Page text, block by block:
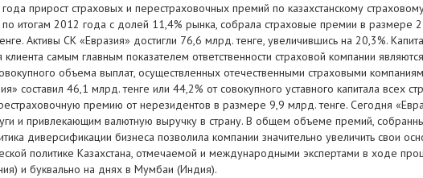
прирост страховых и перестраховочных премий по казахстанскому
итогам 2012 года с долей 11,4% рынка, собрала страховые премии в размере
Активы СК «Евразия» достигли 76,6 млрд. тенге, увеличившись на 20,3%.
самым главным показателем ответственности страховой компании
объема выплат, осуществленных отечественными страховыми
составил 46,1 млрд. тенге или 44,2% от совокупного уставного капитала всех
премию от нерезидентов в размере 9,9 млрд. тенге. Сегодня
и привлекающим валютную выручку в страну. В общем объеме премий,
диверсификации бизнеса позволила компании значительно увеличить свои
политике Казахстана, отмечаемой и международными экспертами в ходе
и буквально на днях в Мумбаи (Индия).